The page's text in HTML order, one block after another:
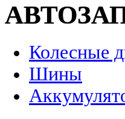
Колесные
Шины